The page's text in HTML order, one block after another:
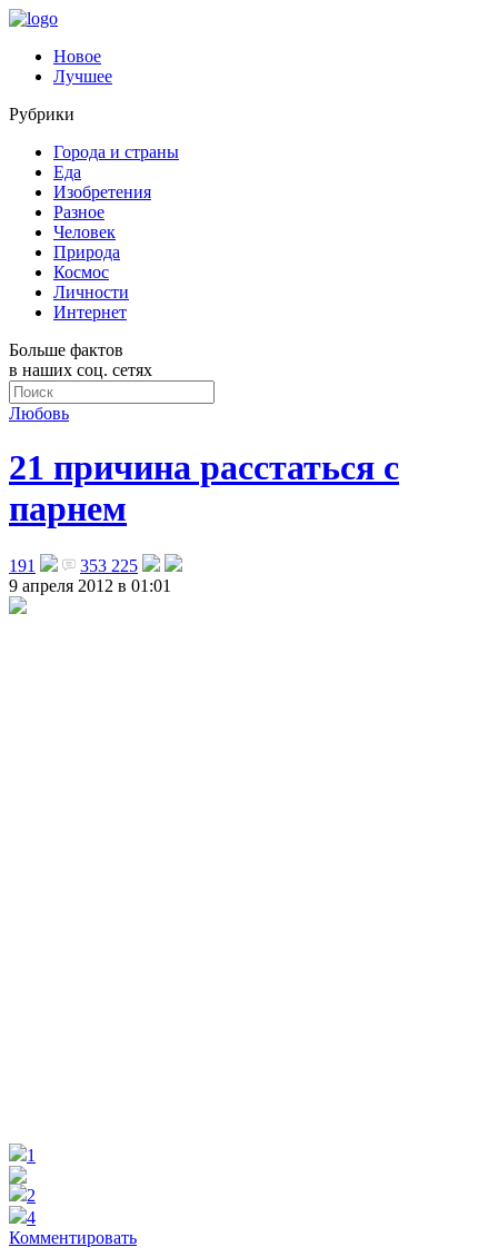
Новое
Лучшее
Рубрики
Города и страны
Еда
Изобретения
Разное
Человек
Природа
Космос
Личности
Интернет
Больше фактов
в наших соц. сетях
Любовь
21 причина расстаться с
парнем
191
353 225
9 апреля 2012 в 01:01
1
2
4
Комментировать